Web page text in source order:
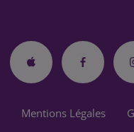
Mentions Légales